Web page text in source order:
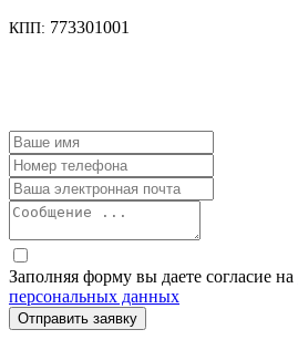
КПП: 773301001
Заполняя форму вы даете согласие на
персональных данных